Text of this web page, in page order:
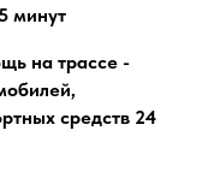
минут
на трассе -
средств 24